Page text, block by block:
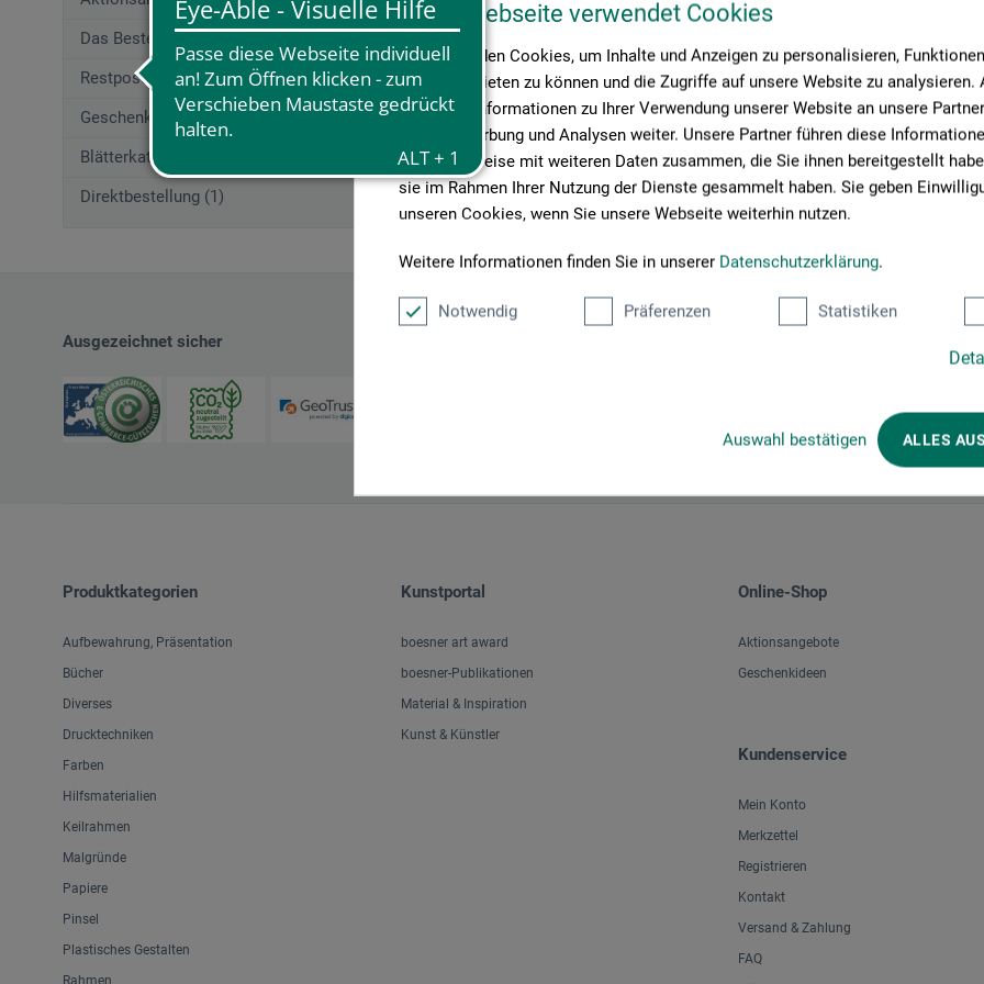
Diese Webseite verwendet Cookies
Wir verwenden Cookies, um Inhalte und Anzeigen zu personalisieren,
Medien anbieten zu können und die Zugriffe auf unsere Website zu analysieren.
geben wir Informationen zu Ihrer Verwendung unserer Website an unsere
Medien, Werbung und Analysen weiter. Unsere Partner führen diese
möglicherweise mit weiteren Daten zusammen, die Sie ihnen bereitgestellt
sie im Rahmen Ihrer Nutzung der Dienste gesammelt haben. Sie geben
unseren Cookies, wenn Sie unsere Webseite weiterhin nutzen.
Weitere Informationen finden Sie in unserer Datenschutzerklärung.
Notwendig Präferenzen Statistiken
Auswahl bestätigen ALLES
Das Beste von boesner (207)
Restposten (2)
Geschenkgutscheine (1)
Blätterkatalog (1)
Direktbestellung (1)
Ausgezeichnet sicher
Produktkategorien
Aufbewahrung, Präsentation
Bücher
Diverses
Drucktechniken
Farben
Hilfsmaterialien
Keilrahmen
Malgründe
Papiere
Pinsel
Plastisches Gestalten
Rahmen
Kunstportal
boesner art award
boesner-Publikationen
Material & Inspiration
Kunst & Künstler
Online-Shop
Aktionsangebote
Geschenkideen
Kundenservice
Mein Konto
Merkzettel
Registrieren
Kontakt
Versand & Zahlung
FAQ